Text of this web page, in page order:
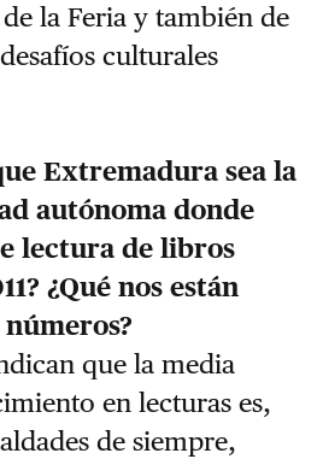
la Feria y también de
culturales
Extremadura sea la
autónoma donde
lectura de libros
¿Qué nos están
que la media
en lecturas es,
de siempre,